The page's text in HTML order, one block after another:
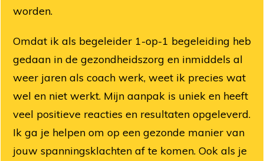
worden.
Omdat ik als begeleider 1-op-1 begeleiding heb
gedaan in de gezondheidszorg en inmiddels al
weer jaren als coach werk, weet ik precies wat
wel en niet werkt. Mijn aanpak is uniek en heeft
veel positieve reacties en resultaten opgeleverd.
Ik ga je helpen om op een gezonde manier van
jouw spanningsklachten af te komen. Ook als je